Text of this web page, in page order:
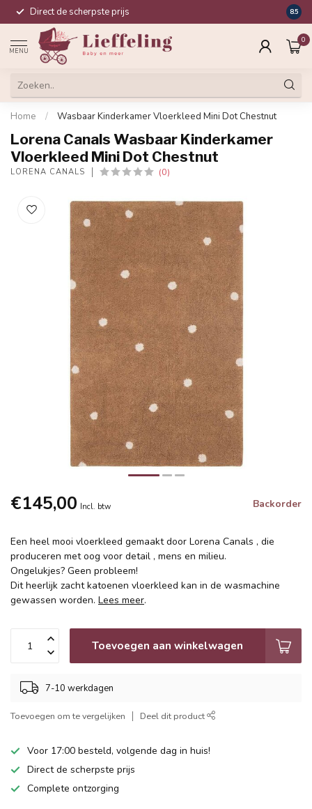
Direct de scherpste prijs 8.5
MENU
0
Home / Wasbaar Kinderkamer Vloerkleed Mini Dot Chestnut
Lorena Canals Wasbaar Kinderkamer
Vloerkleed Mini Dot Chestnut
LORENA CANALS (0)
€145,00 Incl. btw Backorder
Een heel mooi vloerkleed gemaakt door Lorena Canals , die
produceren met oog voor detail , mens en milieu.
Ongelukjes? Geen probleem!
Dit heerlijk zacht katoenen vloerkleed kan in de wasmachine
gewassen worden. Lees meer.
Toevoegen aan winkelwagen
7-10 werkdagen
Toevoegen om te vergelijken Deel dit product
Voor 17:00 besteld, volgende dag in huis!
Direct de scherpste prijs
Complete ontzorging